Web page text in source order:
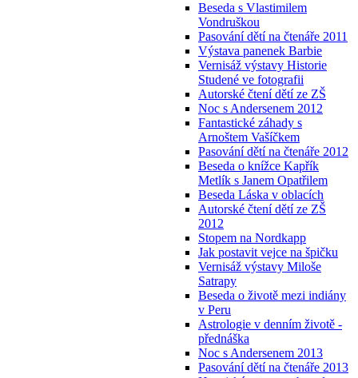
Beseda s Vlastimilem
Vondruškou
Pasování dětí na čtenáře 2011
Výstava panenek Barbie
Vernisáž výstavy Historie
Studené ve fotografii
Autorské čtení dětí ze ZŠ
Noc s Andersenem 2012
Fantastické záhady s
Arnoštem Vašíčkem
Pasování dětí na čtenáře 2012
Beseda o knížce Kapřík
Metlík s Janem Opatřilem
Beseda Láska v oblacích
Autorské čtení dětí ze ZŠ
2012
Stopem na Nordkapp
Jak postavit vejce na špičku
Vernisáž výstavy Miloše
Satrapy
Beseda o životě mezi indiány
v Peru
Astrologie v denním životě -
přednáška
Noc s Andersenem 2013
Pasování dětí na čtenáře 2013